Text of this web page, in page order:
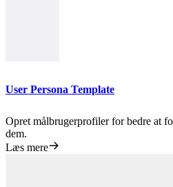
User Persona Template
Opret målbrugerprofiler for bedre at
dem.
Læs mere